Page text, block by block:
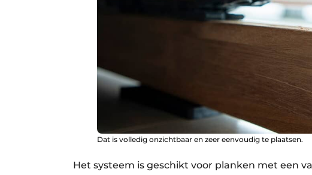
Dat is volledig onzichtbaar en zeer eenvoudig te plaatsen.
Het systeem is geschikt voor planken met een